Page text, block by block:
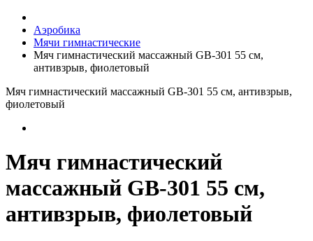
Аэробика
Мячи гимнастические
Мяч гимнастический массажный GB-301 55 см,
антивзрыв, фиолетовый
Мяч гимнастический массажный GB-301 55 см, антивзрыв,
фиолетовый
Мяч гимнастический
массажный GB-301 55 см,
антивзрыв, фиолетовый